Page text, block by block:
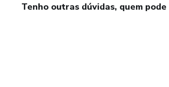
Tenho outras dúvidas, quem